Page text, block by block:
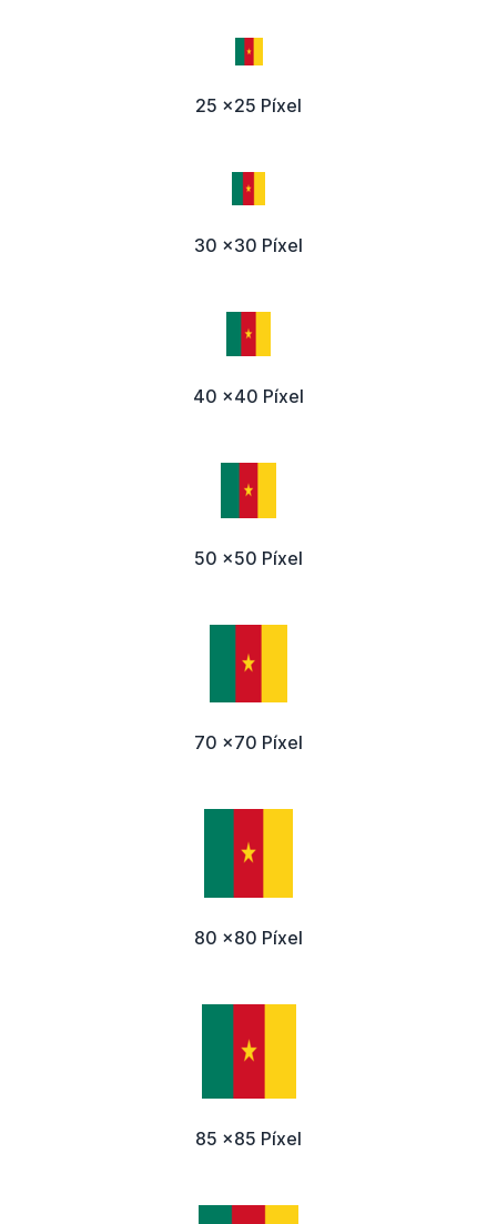
25 x25 Píxel
30 x30 Píxel
40 x40 Píxel
50 x50 Píxel
70 x70 Píxel
80 x80 Píxel
85 x85 Píxel